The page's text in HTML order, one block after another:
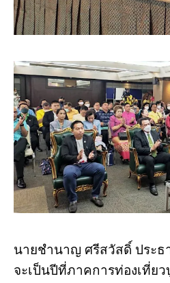
นายชำนาญ ศรีสวัสดิ์ ประ
จะเป็นปีที่ภาคการท่องเที่ย